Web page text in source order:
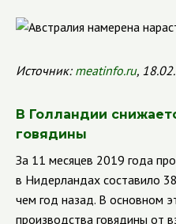
Источник: meatinfo.ru,
В Голландии
говядины
За 11 месяцев 2019 года
в Нидерландах составило
чем год назад. В основном
производства говядины от